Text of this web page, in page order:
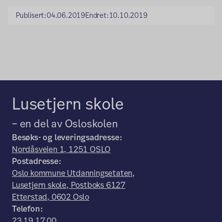
Publisert:04.06.2019Endret:10.10.2019
Lusetjern skole
– en del av Osloskolen
Besøks- og leveringsadresse:
Nordåsveien 1, 1251 OSLO
Postadresse:
Oslo kommune Utdanningsetaten,
Lusetjern skole, Postboks 6127
Etterstad, 0602 Oslo
Telefon: